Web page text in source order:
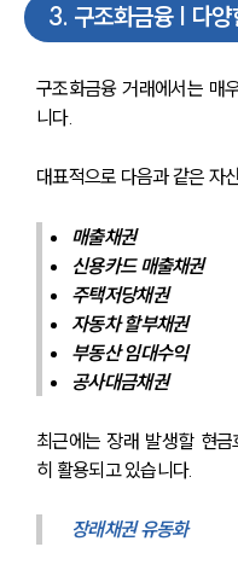
3. 구조화금융 | 다
구조화금융 거래에서는 매
니다.
대표적으로 다음과 같은 자
매출채권
신용카드 매출채권
주택저당채권
자동차 할부채권
부동산 임대수익
공사대금채권
최근에는 장래 발생할 현
히 활용되고 있습니다.
장래채권 유동화